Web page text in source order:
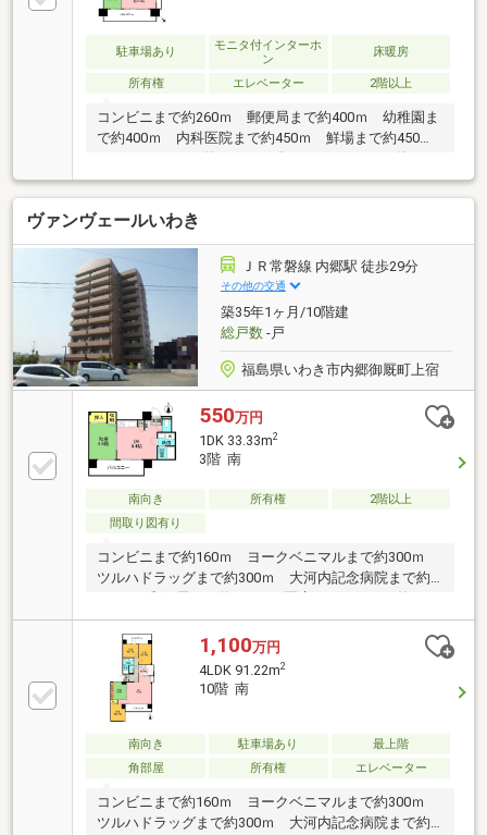
駐車場あり
モニタ付インターホ
ン
床暖房
所有権 エレベーター 2階以上
コンビニまで約260ｍ 郵便局まで約400ｍ 幼稚園ま
で約400ｍ 内科医院まで約450ｍ 鮮場まで約450
ｍ マルトまで約650ｍ 小学校まで約1.3ｋｍ 中学
校まで約550ｍ
ヴァンヴェールいわき
ＪＲ常磐線 内郷駅 徒歩29分
その他の交通
築35年1ヶ月/10階建
総戸数-戸
福島県いわき市内郷御厩町上宿
550万円
1DK 33.33m2
3階 南
南向き 所有権
2階以上
間取り図有り
コンビニまで約160ｍ ヨークベニマルまで約300ｍ
ツルハドラッグまで約300ｍ 大河内記念病院まで約
ｍ 小学校まで約450ｍ 中学校まで約2.5ｋｍ
1,100万円
4LDK 91.22m2
10階 南
南向き 駐車場あり
最上階
角部屋
所有権 エレベーター
コンビニまで約160ｍ ヨークベニマルまで約300ｍ
ツルハドラッグまで約300ｍ 大河内記念病院まで約